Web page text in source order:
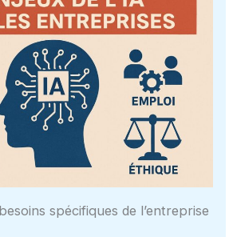
spécifiques de l’entreprise